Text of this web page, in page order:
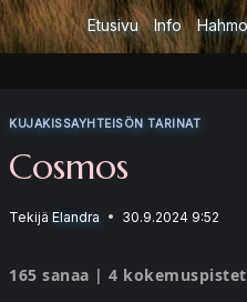
Etusivu Info
KUJAKISSAYHTEISÖN TARINAT
Cosmos
Tekijä Elandra 30.9.2024 9:52
165 sanaa | 4